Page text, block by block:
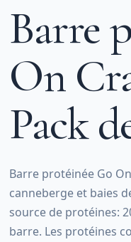
Barre
On
Pack
Barre protéinée Go
canneberge et baies
source de protéines:
barre. Les protéines